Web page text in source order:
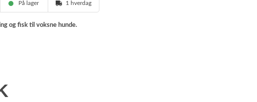
På lager 1 hverdag
og fisk til voksne hunde.